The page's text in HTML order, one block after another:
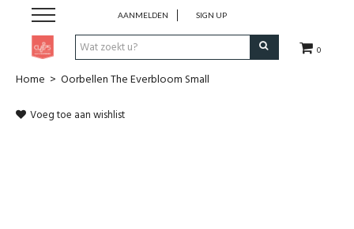
0
AANMELDEN SIGN UP
Pen & Papier
Home > Oorbellen The Everbloom Small
Voeg toe aan wishlist